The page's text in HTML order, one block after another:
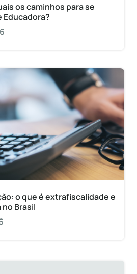
os caminhos para se
Educadora?
o que é extrafiscalidade e
Brasil